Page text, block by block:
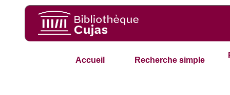
Accueil Recherche simple